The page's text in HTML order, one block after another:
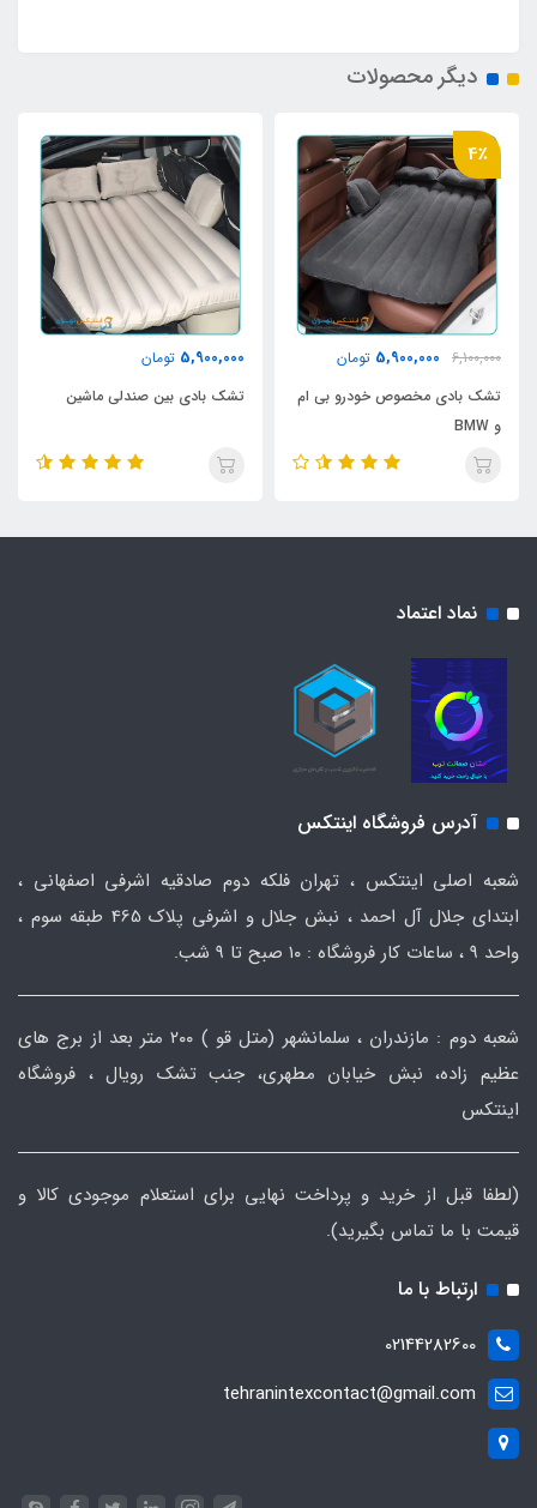
دیگر محصولات
4٪
6,100,000
5,900,000 تومان
تشک بادی مخصوص خودرو بی ام
و BMW
5,900,000 تومان
تشک بادی بین صندلی ماشین
نماد اعتماد
آدرس فروشگاه اینتکس
شعبه اصلی اینتکس ، تهران فلکه دوم صادقیه اشرفی اصفهانی ،
ابتدای جلال آل احمد ، نبش جلال و اشرفی پلاک 465 طبقه سوم ،
واحد ۹ ، ساعات کار فروشگاه : ۱۰ صبح تا ۹ شب.
شعبه دوم : مازندران ، سلمانشهر (متل قو ) ۲۰۰ متر بعد از برج های
عظیم زاده، نبش خیابان مطهری، جنب تشک رویال ، فروشگاه
اینتکس
(لطفا قبل از خرید و پرداخت نهایی برای استعلام موجودی کالا و
قیمت با ما تماس بگیرید).
ارتباط با ما
02144282600
tehranintexcontact@gmail.com